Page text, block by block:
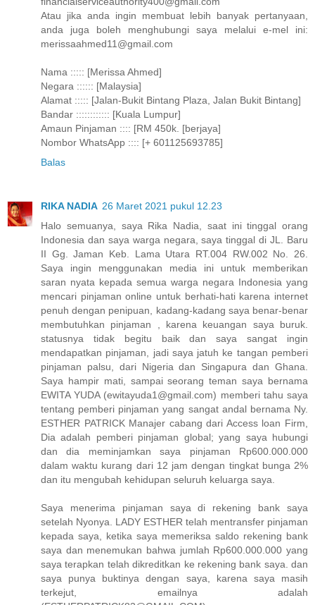
Atau jika anda ingin membuat lebih banyak pertanyaan,
anda juga boleh menghubungi saya melalui e-mel ini:
merissaahmed11@gmail.com
Nama ::::: [Merissa Ahmed]
Negara :::::: [Malaysia]
Alamat ::::: [Jalan-Bukit Bintang Plaza, Jalan Bukit Bintang]
Bandar :::::::::::: [Kuala Lumpur]
Amaun Pinjaman :::: [RM 450k. [berjaya]
Nombor WhatsApp :::: [+ 601125693785]
Balas
RIKA NADIA 26 Maret 2021 pukul 12.23
Halo semuanya, saya Rika Nadia, saat ini tinggal orang
Indonesia dan saya warga negara, saya tinggal di JL. Baru
II Gg. Jaman Keb. Lama Utara RT.004 RW.002 No. 26.
Saya ingin menggunakan media ini untuk memberikan
saran nyata kepada semua warga negara Indonesia yang
mencari pinjaman online untuk berhati-hati karena internet
penuh dengan penipuan, kadang-kadang saya benar-benar
membutuhkan pinjaman , karena keuangan saya buruk.
statusnya tidak begitu baik dan saya sangat ingin
mendapatkan pinjaman, jadi saya jatuh ke tangan pemberi
pinjaman palsu, dari Nigeria dan Singapura dan Ghana.
Saya hampir mati, sampai seorang teman saya bernama
EWITA YUDA (ewitayuda1@gmail.com) memberi tahu saya
tentang pemberi pinjaman yang sangat andal bernama Ny.
ESTHER PATRICK Manajer cabang dari Access loan Firm,
Dia adalah pemberi pinjaman global; yang saya hubungi
dan dia meminjamkan saya pinjaman Rp600.000.000
dalam waktu kurang dari 12 jam dengan tingkat bunga 2%
dan itu mengubah kehidupan seluruh keluarga saya.
Saya menerima pinjaman saya di rekening bank saya
setelah Nyonya. LADY ESTHER telah mentransfer pinjaman
kepada saya, ketika saya memeriksa saldo rekening bank
saya dan menemukan bahwa jumlah Rp600.000.000 yang
saya terapkan telah dikreditkan ke rekening bank saya. dan
saya punya buktinya dengan saya, karena saya masih
terkejut, emailnya adalah